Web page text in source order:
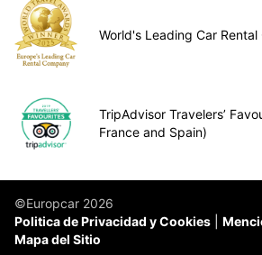
World's Leading Car
TripAdvisor Travelers’
France and Spain)
©Europcar 2026
Politica de Privacidad y Cookies
Mapa del Sitio